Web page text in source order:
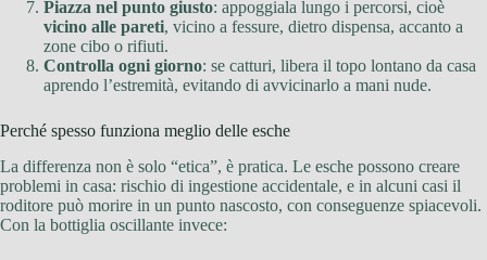
Piazza nel punto giusto: appoggiala lungo i percorsi, cioè
vicino alle pareti, vicino a fessure, dietro dispensa, accanto a
zone cibo o rifiuti.
Controlla ogni giorno: se catturi, libera il topo lontano da casa
aprendo l’estremità, evitando di avvicinarlo a mani nude.
Perché spesso funziona meglio delle esche
La differenza non è solo “etica”, è pratica. Le esche possono creare
problemi in casa: rischio di ingestione accidentale, e in alcuni casi il
roditore può morire in un punto nascosto, con conseguenze spiacevoli.
Con la bottiglia oscillante invece: